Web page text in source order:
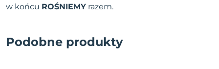
w końcu ROŚNIEMY razem.
Podobne produkty